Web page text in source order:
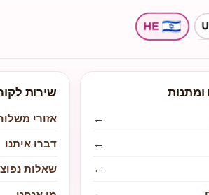
←
←
←
שירות
אזורי
דברו איתנו
שאלות